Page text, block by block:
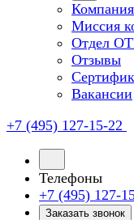
Компания
Миссия
Отдел
Отзывы
Вакансии
+7 (495) 127-15-22
Телефоны
+7 (495) 127-
Заказать звонок